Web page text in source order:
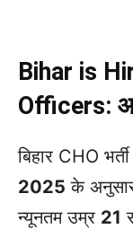
Bihar is
Officers:
बिहार CHO
2025 के
न्यूनतम उम्र 21